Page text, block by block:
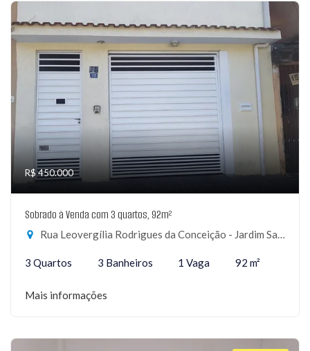
R$ 450.000
Sobrado à Venda com 3 quartos, 92m²
Rua Leovergília Rodrigues da Conceição - Jardim Santa Lídia, Guarulhos-SP
3 Quartos 3 Banheiros 1 Vaga 92 m²
Mais informações